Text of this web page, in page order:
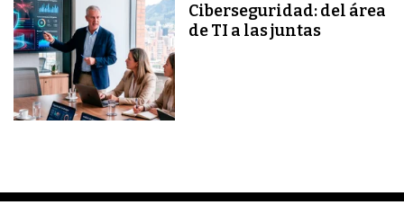
Ciberseguridad: del área
de TI a las juntas